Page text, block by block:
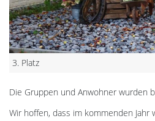
3. Platz
Die Gruppen und Anwohner wurden
Wir hoffen, dass im kommenden Jahr